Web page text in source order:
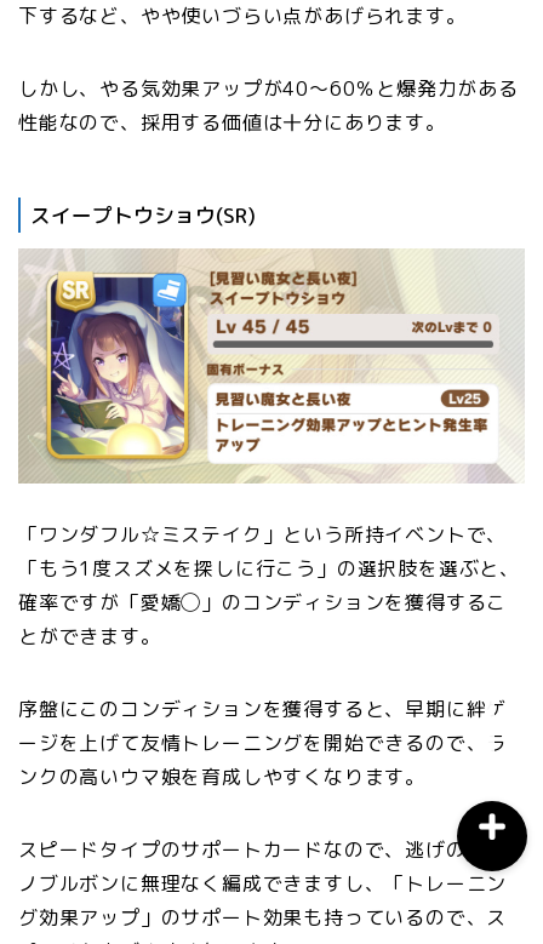
下するなど、やや使いづらい点があげられます。
しかし、やる気効果アップが40〜60％と爆発力がある
性能なので、採用する価値は十分にあります。
スイープトウショウ(SR)
「ワンダフル☆ミステイク」という所持イベントで、
「もう1度スズメを探しに行こう」の選択肢を選ぶと、
確率ですが「愛嬌◯」のコンディションを獲得するこ
とができます。
序盤にこのコンディションを獲得すると、早期に絆ゲ
ージを上げて友情トレーニングを開始できるので、ラ
ンクの高いウマ娘を育成しやすくなります。
スピードタイプのサポートカードなので、逃げのミホ
ノブルボンに無理なく編成できますし、「トレーニン
グ効果アップ」のサポート効果も持っているので、ス
おすすめスマホアプリ
月間おすすめ